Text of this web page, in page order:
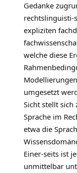
Gedanke
rechtslinguisti-
expliziten
welche diese
umgesetzt
Sicht stellt sich
Sprache im
etwa die
Einer-seits ist
unmittelbar